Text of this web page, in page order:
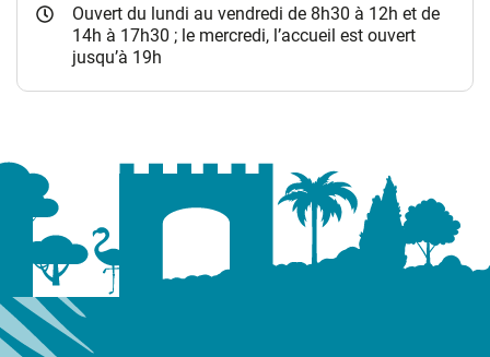
Ouvert du lundi au vendredi de 8h30 à 12h et de
14h à 17h30 ; le mercredi, l’accueil est ouvert
jusqu’à 19h